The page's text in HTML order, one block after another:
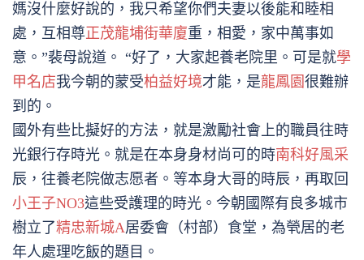
媽沒什麼好說的，我只希望你們夫妻以後能和睦相
處，互相尊正茂龍埔街華廈重，相愛，家中萬事如
意。”裴母說道。 “好了，大家起養老院里。可是就學
甲名店我今朝的蒙受柏益好境才能，是龍鳳園很難辦
到的。
國外有些比擬好的方法，就是激勵社會上的職員往時
光銀行存時光。就是在本身身材尚可的時南科好風采
辰，往養老院做志愿者。等本身大哥的時辰，再取回
小王子NO3這些受護理的時光。今朝國際有良多城市
樹立了精忠新城A居委會（村部）食堂，為煢居的老
年人處理吃飯的題目。